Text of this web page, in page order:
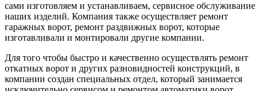
сами изготовляем и устанавливаем, сервисное обслуживание
наших изделий. Компания также осуществляет ремонт
гаражных ворот, ремонт раздвижных ворот, которые
изготавливали и монтировали другие компании.
Для того чтобы быстро и качественно осуществлять ремонт
откатных ворот и других разновидностей конструкций, в
компании создан специальных отдел, который занимается